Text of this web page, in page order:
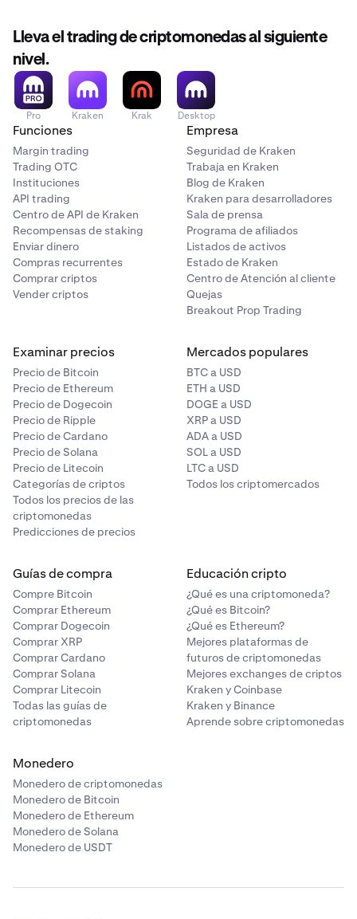
Lleva el trading de criptomonedas al siguiente
nivel.
Pro Kraken Krak Desktop
Funciones
Margin trading
Trading OTC
Instituciones
API trading
Centro de API de Kraken
Recompensas de staking
Enviar dinero
Compras recurrentes
Comprar criptos
Vender criptos
Empresa
Seguridad de Kraken
Trabaja en Kraken
Blog de Kraken
Kraken para desarrolladores
Sala de prensa
Programa de afiliados
Listados de activos
Estado de Kraken
Centro de Atención al cliente
Quejas
Breakout Prop Trading
Examinar precios
Precio de Bitcoin
Precio de Ethereum
Precio de Dogecoin
Precio de Ripple
Precio de Cardano
Precio de Solana
Precio de Litecoin
Categorías de criptos
Todos los precios de las
criptomonedas
Predicciones de precios
Mercados populares
BTC a USD
ETH a USD
DOGE a USD
XRP a USD
ADA a USD
SOL a USD
LTC a USD
Todos los criptomercados
Guías de compra
Compre Bitcoin
Comprar Ethereum
Comprar Dogecoin
Comprar XRP
Comprar Cardano
Comprar Solana
Comprar Litecoin
Todas las guías de
criptomonedas
Educación cripto
¿Qué es una criptomoneda?
¿Qué es Bitcoin?
¿Qué es Ethereum?
Mejores plataformas de
futuros de criptomonedas
Mejores exchanges de criptos
Kraken y Coinbase
Kraken y Binance
Aprende sobre criptomonedas
Monedero
Monedero de criptomonedas
Monedero de Bitcoin
Monedero de Ethereum
Monedero de Solana
Monedero de USDT